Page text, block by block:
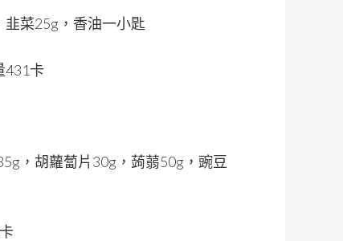
菜25g，香油一小匙
431卡
，胡蘿蔔片30g，蒟蒻50g，豌豆